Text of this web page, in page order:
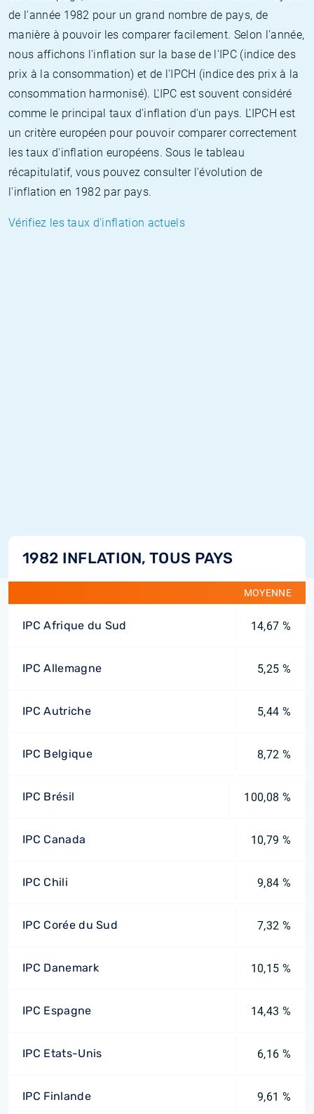
de l'année 1982 pour un grand nombre de pays, de
manière à pouvoir les comparer facilement. Selon l'année,
nous affichons l'inflation sur la base de l'IPC (indice des
prix à la consommation) et de l'IPCH (indice des prix à la
consommation harmonisé). L'IPC est souvent considéré
comme le principal taux d'inflation d'un pays. L'IPCH est
un critère européen pour pouvoir comparer correctement
les taux d'inflation européens. Sous le tableau
récapitulatif, vous pouvez consulter l'évolution de
l'inflation en 1982 par pays.
Vérifiez les taux d'inflation actuels
1982 INFLATION, TOUS PAYS
MOYENNE
IPC Afrique du Sud 14,67 %
IPC Allemagne 5,25 %
IPC Autriche 5,44 %
IPC Belgique 8,72 %
IPC Brésil 100,08 %
IPC Canada 10,79 %
IPC Chili 9,84 %
IPC Corée du Sud 7,32 %
IPC Danemark 10,15 %
IPC Espagne 14,43 %
IPC Etats-Unis 6,16 %
IPC Finlande 9,61 %